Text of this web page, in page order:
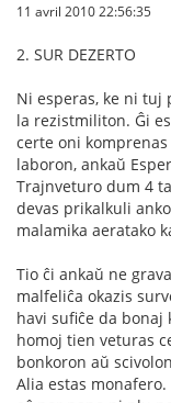
11 avril 2010 22:56:35
2. SUR DEZERTO
Ni esperas, ke ni
la rezistmiliton. Ĝi
certe oni
laboron, ankaŭ
Trajnveturo dum 4
devas prikalkuli
malamika aeratako
Tio ĉi ankaŭ ne
malfeliĉa okazis
havi sufiĉe da
homoj tien veturas
bonkoron aŭ
Alia estas